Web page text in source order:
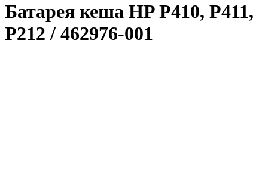
Батарея кеша HP P410, P411,
P212 / 462976-001